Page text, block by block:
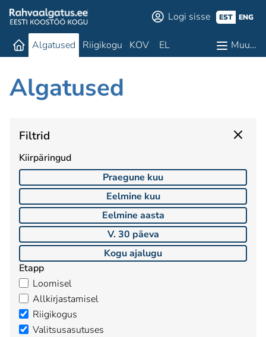
Logi sisse EST ENG
Algatused Riigikogu KOV EL Muu…
Algatused
Filtrid
Kiirpäringud
Praegune kuu
Eelmine kuu
Eelmine aasta
V. 30 päeva
Kogu ajalugu
Etapp
Loomisel
Allkirjastamisel
Riigikogus
Valitsusasutuses